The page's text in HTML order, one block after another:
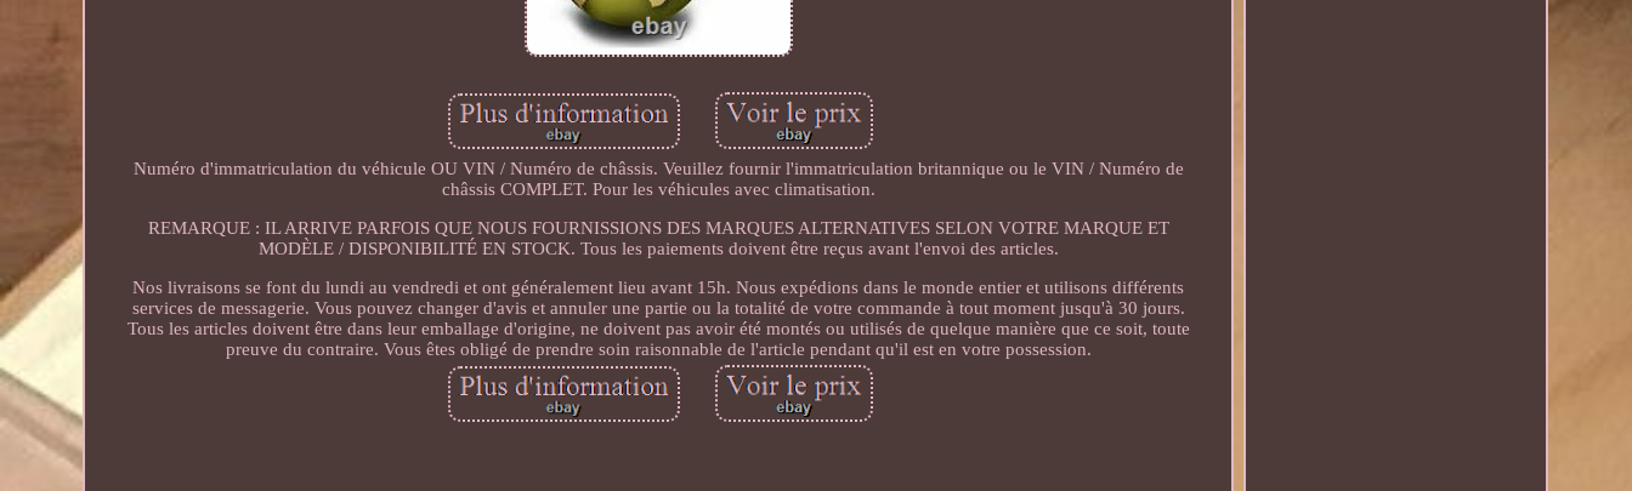
Numéro d'immatriculation du véhicule OU VIN / Numéro de châssis. Veuillez fournir l'immatriculation britannique ou le VIN / Numéro de
châssis COMPLET. Pour les véhicules avec climatisation.
REMARQUE : IL ARRIVE PARFOIS QUE NOUS FOURNISSIONS DES MARQUES ALTERNATIVES SELON VOTRE MARQUE ET
MODÈLE / DISPONIBILITÉ EN STOCK. Tous les paiements doivent être reçus avant l'envoi des articles.
Nos livraisons se font du lundi au vendredi et ont généralement lieu avant 15h. Nous expédions dans le monde entier et utilisons différents
services de messagerie. Vous pouvez changer d'avis et annuler une partie ou la totalité de votre commande à tout moment jusqu'à 30 jours.
Tous les articles doivent être dans leur emballage d'origine, ne doivent pas avoir été montés ou utilisés de quelque manière que ce soit, toute
preuve du contraire. Vous êtes obligé de prendre soin raisonnable de l'article pendant qu'il est en votre possession.